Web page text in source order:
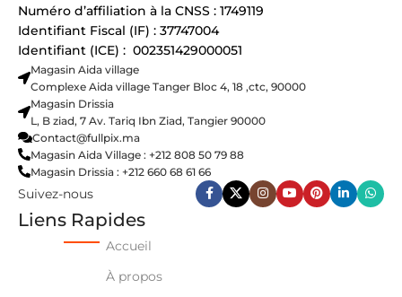
Numéro d’affiliation à la CNSS : 1749119
Identifiant Fiscal (IF) : 37747004
Identifiant (ICE) : 002351429000051
Magasin Aida village
Complexe Aida village Tanger Bloc 4, 18 ,ctc, 90000
Magasin Drissia
L, B ziad, 7 Av. Tariq Ibn Ziad, Tangier 90000
Contact@fullpix.ma
Magasin Aida Village : +212 808 50 79 88
Magasin Drissia : +212 660 68 61 66
Suivez-nous
Liens Rapides
Accueil
À propos